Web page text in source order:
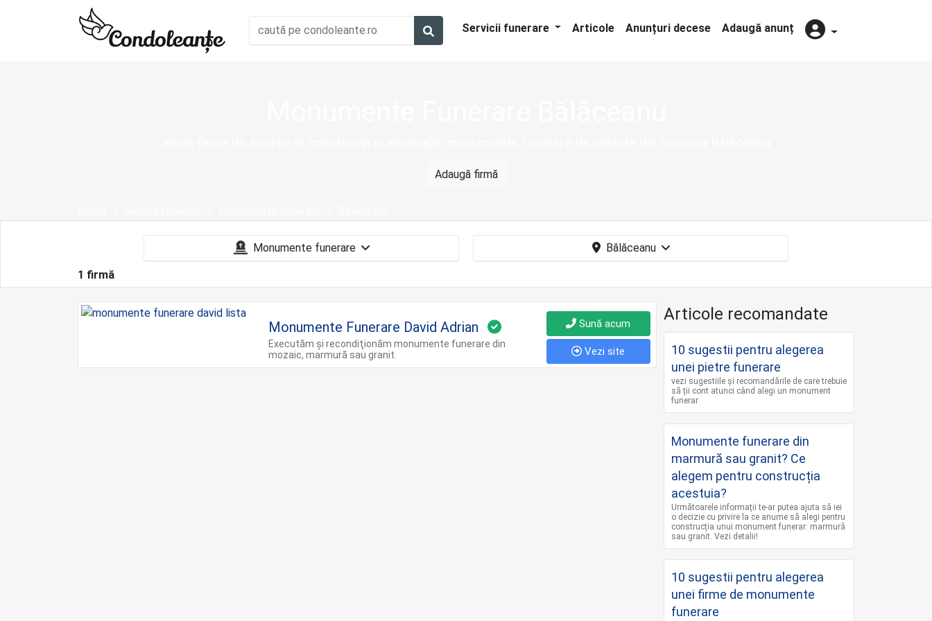
Servicii funerare Articole Anunțuri decese Adaugă anunț
Adaugă firmă
1 firmă
Monumente Funerare David Adrian
Executăm şi recondiţionăm monumente funerare din
mozaic, marmură sau granit.
Sună acum
Vezi site
Articole recomandate
10 sugestii pentru alegerea
unei pietre funerare
vezi sugestiile și recomandările de care trebuie
să ții cont atunci când alegi un monument
funerar
Monumente funerare din
marmură sau granit? Ce
alegem pentru construcția
acestuia?
Următoarele informații te-ar putea ajuta să iei
o decizie cu privire la ce anume să alegi pentru
construcția unui monument funerar: marmură
sau granit. Vezi detalii!
10 sugestii pentru alegerea
unei firme de monumente
funerare